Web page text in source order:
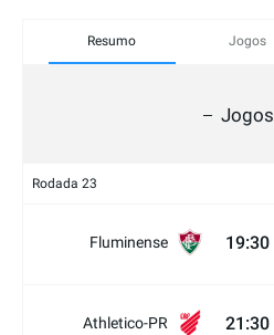
Resumo Jogos
Jogos
Rodada 23
Fluminense 19:30
Athletico-PR 21:30